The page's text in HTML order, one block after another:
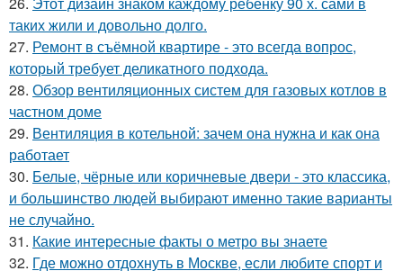
таких жили и довольно долго.
27. Ремонт в съёмной квартире - это всегда вопрос,
который требует деликатного подхода.
28. Обзор вентиляционных систем для газовых котлов в
частном доме
29. Вентиляция в котельной: зачем она нужна и как она
работает
30. Белые, чёрные или коричневые двери - это классика,
и большинство людей выбирают именно такие варианты
не случайно.
31. Какие интересные факты о метро вы знаете
32. Где можно отдохнуть в Москве, если любите спорт и